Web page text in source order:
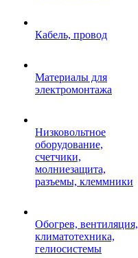
Кабель, провод
Материалы для
электромонтажа
Низковольтное
оборудование,
счетчики,
молниезащита,
разъемы, клеммники
Обогрев, вентиляция,
климатотехника,
гелиосистемы